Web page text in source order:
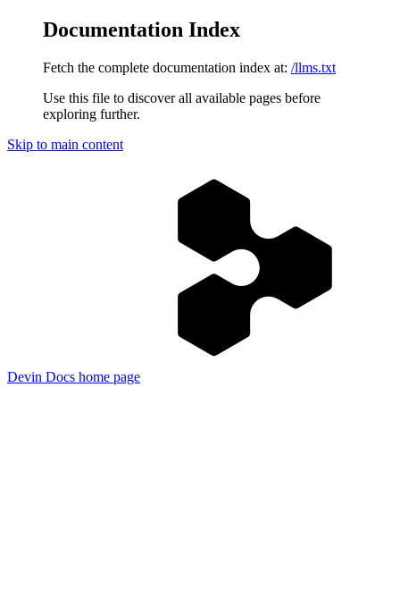
Documentation Index
Fetch the complete documentation index at: /llms.txt
Use this file to discover all available pages before
exploring further.
Skip to main content
Devin Docs home page